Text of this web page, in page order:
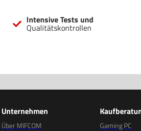
Intensive Tests und
Qualitätskontrollen
Unternehmen
Über MIFCOM
Gaming PC